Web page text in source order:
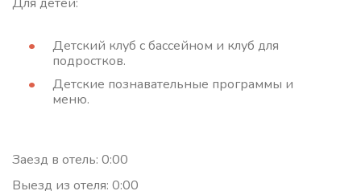
Детский клуб с бассейном и клуб для
подростков.
Детские познавательные программы и
меню.
Заезд в отель: 0:00
Выезд из отеля: 0:00